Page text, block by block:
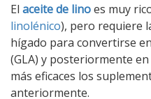
El aceite de linoes muy
linolénico), pero requiere
hígado para convertirse
(GLA) y posteriormente
más eficaces los
anteriormente.